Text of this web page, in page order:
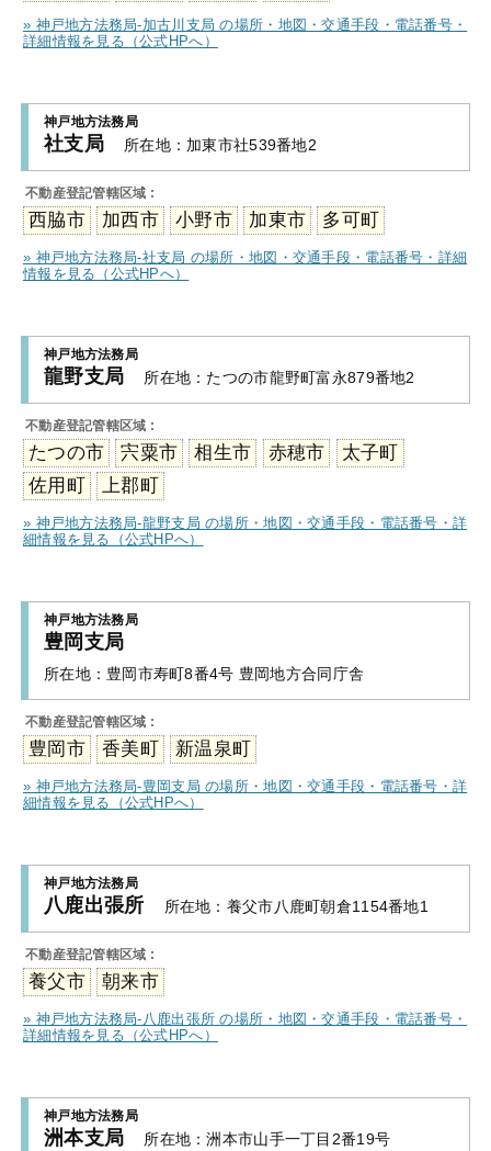
» 神戸地方法務局-加古川支局 の場所・地図・交通手段・電話番号・
詳細情報を見る（公式HPへ）
神戸地方法務局
社支局 所在地： 加東市社539番地2
不動産登記管轄区域 :
西脇市 加西市 小野市 加東市 多可町
» 神戸地方法務局-社支局 の場所・地図・交通手段・電話番号・詳細
情報を見る（公式HPへ）
神戸地方法務局
龍野支局 所在地： たつの市龍野町富永879番地2
不動産登記管轄区域 :
たつの市 宍粟市 相生市 赤穂市
太子町
佐用町
上郡町
» 神戸地方法務局-龍野支局 の場所・地図・交通手段・電話番号・詳
細情報を見る（公式HPへ）
神戸地方法務局
豊岡支局
所在地： 豊岡市寿町8番4号 豊岡地方合同庁舎
不動産登記管轄区域 :
豊岡市 香美町 新温泉町
» 神戸地方法務局-豊岡支局 の場所・地図・交通手段・電話番号・詳
細情報を見る（公式HPへ）
神戸地方法務局
八鹿出張所 所在地： 養父市八鹿町朝倉1154番地1
不動産登記管轄区域 :
養父市 朝来市
» 神戸地方法務局-八鹿出張所 の場所・地図・交通手段・電話番号・
詳細情報を見る（公式HPへ）
神戸地方法務局
洲本支局 所在地：洲本市山手一丁目2番19号